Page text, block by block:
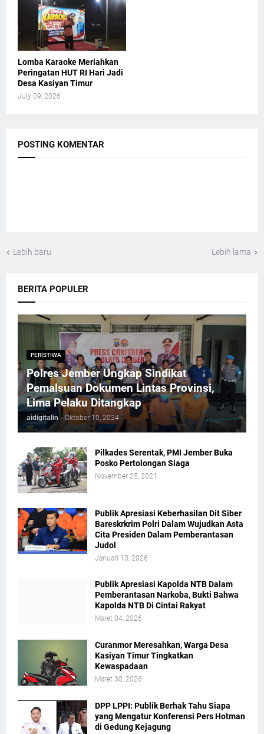
Lomba Karaoke Meriahkan
Peringatan HUT RI Hari Jadi
Desa Kasiyan Timur
July 09, 2026
POSTING KOMENTAR
Lebih baru Lebih lama
BERITA POPULER
PERISTIWA
Polres Jember Ungkap Sindikat
Pemalsuan Dokumen Lintas Provinsi,
Lima Pelaku Ditangkap
aidigitalin - Oktober 10, 2024
Pilkades Serentak, PMI Jember Buka
Posko Pertolongan Siaga
November 25, 2021
Publik Apresiasi Keberhasilan Dit Siber
Bareskrkrim Polri Dalam Wujudkan Asta
Cita Presiden Dalam Pemberantasan
Judol
Januari 13, 2026
Publik Apresiasi Kapolda NTB Dalam
Pemberantasan Narkoba, Bukti Bahwa
Kapolda NTB Di Cintai Rakyat
Maret 04, 2026
Curanmor Meresahkan, Warga Desa
Kasiyan Timur Tingkatkan
Kewaspadaan
Maret 30, 2026
DPP LPPI: Publik Berhak Tahu Siapa
yang Mengatur Konferensi Pers Hotman
di Gedung Kejagung